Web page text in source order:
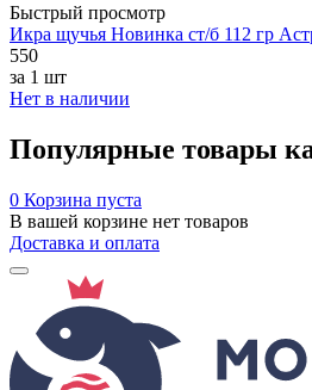
Быстрый просмотр
Икра щучья Новинка ст/б 112 гр
550
за 1 шт
Нет в наличии
Популярные товары
0 Корзина пуста
В вашей корзине нет товаров
Доставка и оплата